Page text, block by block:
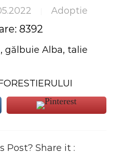
Adoptie
8392
gălbuie Alba, talie
Post? Share it :